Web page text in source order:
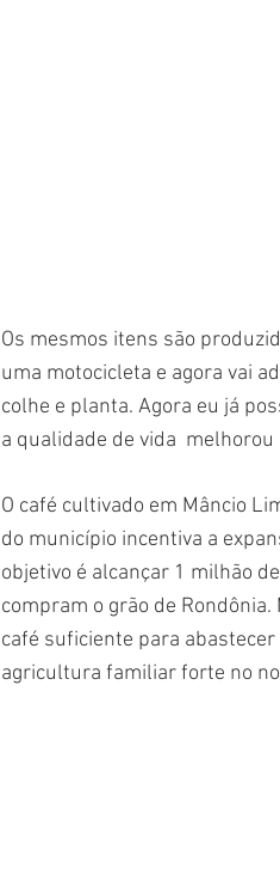
Os mesmos itens são
uma motocicleta e agora vai
colhe e planta. Agora eu já
a qualidade de vida  melhorou
O café cultivado em Mâncio
do município incentiva a
objetivo é alcançar 1 milhão
compram o grão de
café suficiente para
agricultura familiar forte no